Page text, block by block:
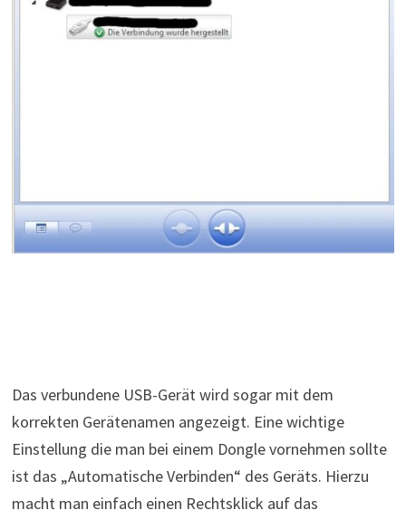
Das verbundene USB-Gerät wird sogar mit dem
korrekten Gerätenamen angezeigt. Eine wichtige
Einstellung die man bei einem Dongle vornehmen sollte
ist das „Automatische Verbinden“ des Geräts. Hierzu
macht man einfach einen Rechtsklick auf das